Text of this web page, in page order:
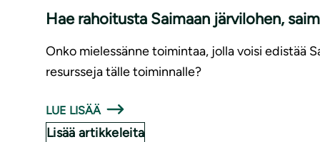
Hae rahoitusta Saimaan järvilohen,
Onko mielessänne toimintaa, jolla voisi edistää
resursseja tälle toiminnalle?
LUE LISÄÄ
Lisää artikkeleita